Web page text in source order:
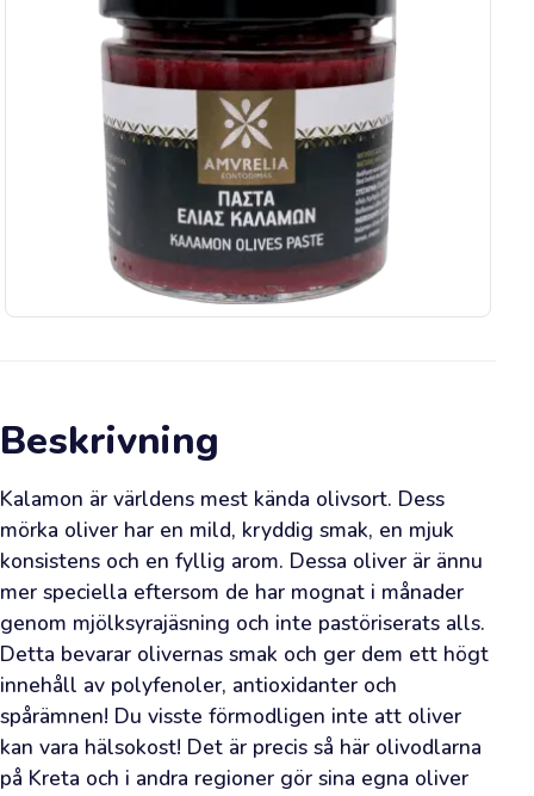
olivolja
inspirerad
information
Säsongsförmåner
Olive
Vad
roligt
att
den
gräsiga
doften
av
Beskrivning
Kalamon är världens mest kända olivsort. Dess
mörka oliver har en mild, kryddig smak, en mjuk
konsistens och en fyllig arom. Dessa oliver är ännu
mer speciella eftersom de har mognat i månader
genom mjölksyrajäsning och inte pastöriserats alls.
Detta bevarar olivernas smak och ger dem ett högt
innehåll av polyfenoler, antioxidanter och
spårämnen! Du visste förmodligen inte att oliver
kan vara hälsokost! Det är precis så här olivodlarna
på Kreta och i andra regioner gör sina egna oliver